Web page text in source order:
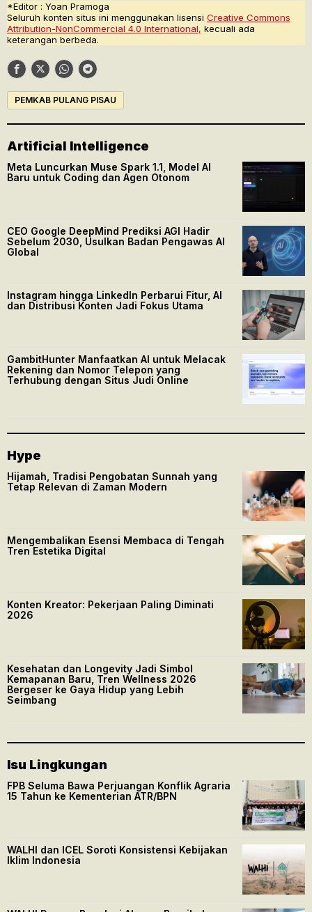
*Editor : Yoan Pramoga
Seluruh konten situs ini menggunakan lisensi Creative Commons
Attribution-NonCommercial 4.0 International, kecuali ada
keterangan berbeda.
PEMKAB PULANG PISAU
Artificial Intelligence
Meta Luncurkan Muse Spark 1.1, Model AI
Baru untuk Coding dan Agen Otonom
CEO Google DeepMind Prediksi AGI Hadir
Sebelum 2030, Usulkan Badan Pengawas AI
Global
Instagram hingga LinkedIn Perbarui Fitur, AI
dan Distribusi Konten Jadi Fokus Utama
GambitHunter Manfaatkan AI untuk Melacak
Rekening dan Nomor Telepon yang
Terhubung dengan Situs Judi Online
Hype
Hijamah, Tradisi Pengobatan Sunnah yang
Tetap Relevan di Zaman Modern
Mengembalikan Esensi Membaca di Tengah
Tren Estetika Digital
Konten Kreator: Pekerjaan Paling Diminati
2026
Kesehatan dan Longevity Jadi Simbol
Kemapanan Baru, Tren Wellness 2026
Bergeser ke Gaya Hidup yang Lebih
Seimbang
Isu Lingkungan
FPB Seluma Bawa Perjuangan Konflik Agraria
15 Tahun ke Kementerian ATR/BPN
WALHI dan ICEL Soroti Konsistensi Kebijakan
Iklim Indonesia